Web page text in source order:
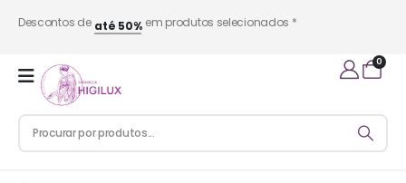
Descontos de até 50% em produtos selecionados *
0